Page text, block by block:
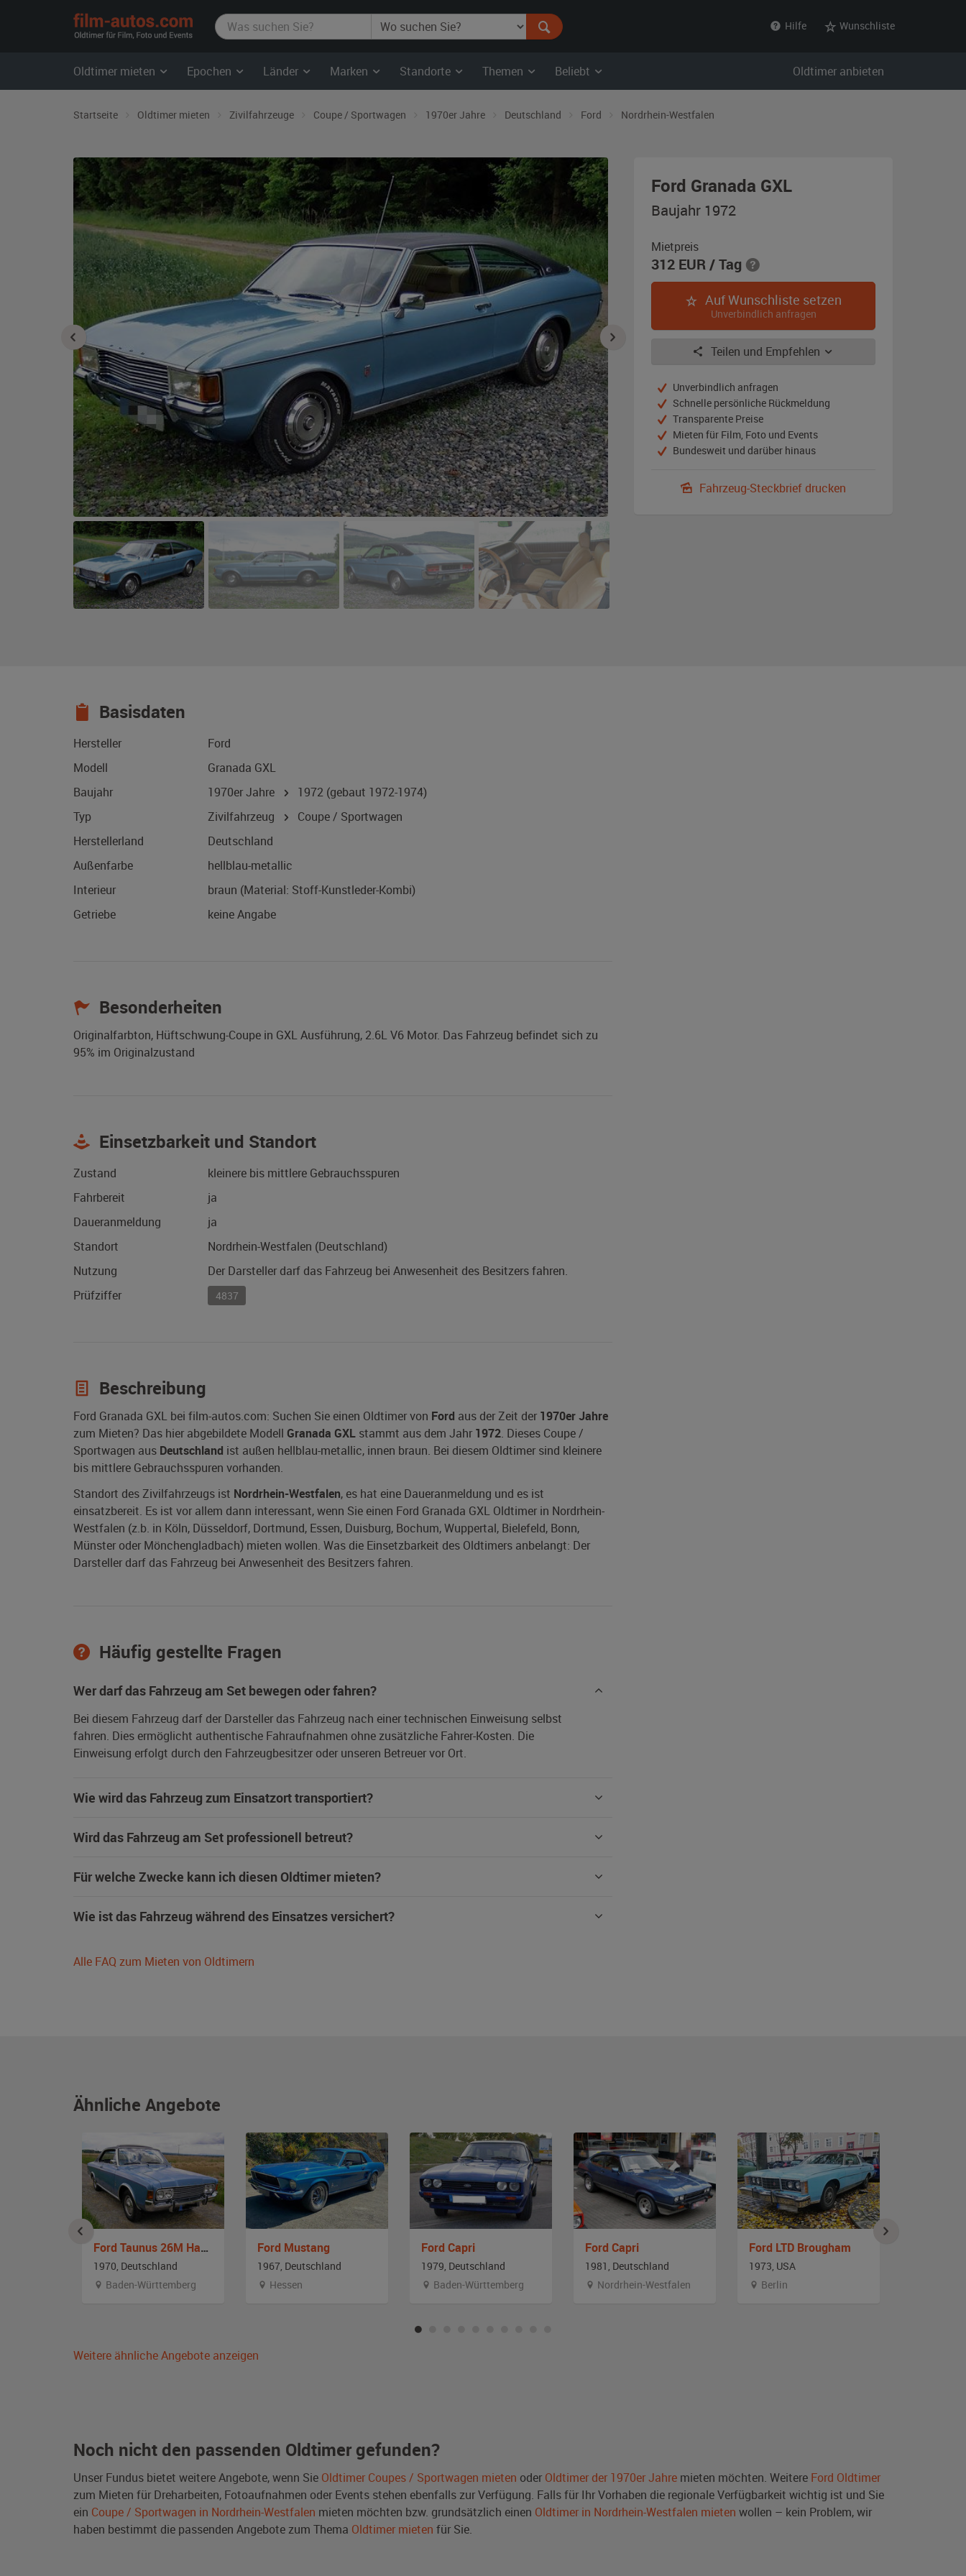
film-
autos.com
Hilfe Wunschliste
Oldtimer mieten Epochen Länder Marken Standorte Themen Beliebt Oldtimer anbieten
Startseite Oldtimer mieten Zivilfahrzeuge Coupe / Sportwagen 1970er Jahre Deutschland Ford Nordrhein-Westfalen
Ford Granada GXL,
Baujahr 1972
Mietpreis
312 EUR/ Tag
Auf Wunschliste setzen
Unverbindlich anfragen
Teilen und Empfehlen
Unverbindlich anfragen
Schnelle persönliche Rückmeldung
Transparente Preise
Mieten für Film, Foto und Events
Bundesweit und darüber hinaus
Fahrzeug-Steckbrief drucken
Basisdaten
Hersteller
Ford
Modell
Granada GXL
Baujahr
1970er Jahre 1972 (gebaut 1972-1974)
Typ
Zivilfahrzeug
Coupe / Sportwagen
Herstellerland
Deutschland
Außenfarbe
hellblau-metallic
Interieur
braun (Material: Stoff-Kunstleder-Kombi)
Getriebe
keine Angabe
Besonderheiten
Originalfarbton, Hüftschwung-Coupe in GXL Ausführung, 2.6L V6 Motor. Das Fahrzeug befindet sich zu
95% im Originalzustand
Einsetzbarkeit und Standort
Zustand
kleinere bis mittlere Gebrauchsspuren
Fahrbereit
ja
Daueranmeldung
ja
Standort
Nordrhein-Westfalen (Deutschland)
Nutzung
Der Darsteller darf das Fahrzeug bei Anwesenheit des Besitzers fahren.
Prüfziffer
4837
Beschreibung
Ford Granada GXL bei film-autos.com: Suchen Sie einen Oldtimer von Ford aus der Zeit der 1970er Jahre
zum Mieten? Das hier abgebildete Modell Granada GXL stammt aus dem Jahr 1972. Dieses Coupe /
Sportwagen aus Deutschland ist außen hellblau-metallic, innen braun. Bei diesem Oldtimer sind kleinere
bis mittlere Gebrauchsspuren vorhanden.
Standort des Zivilfahrzeugs ist Nordrhein-Westfalen, es hat eine Daueranmeldung und es ist
einsatzbereit. Es ist vor allem dann interessant, wenn Sie einen Ford Granada GXL Oldtimer in Nordrhein-
Westfalen (z.b. in Köln, Düsseldorf, Dortmund, Essen, Duisburg, Bochum, Wuppertal, Bielefeld, Bonn,
Münster oder Mönchengladbach) mieten wollen. Was die Einsetzbarkeit des Oldtimers anbelangt: Der
Darsteller darf das Fahrzeug bei Anwesenheit des Besitzers fahren.
Häufig gestellte Fragen
Wer darf das Fahrzeug am Set bewegen oder fahren?
Bei diesem Fahrzeug darf der Darsteller das Fahrzeug nach einer technischen Einweisung selbst
fahren. Dies ermöglicht authentische Fahraufnahmen ohne zusätzliche Fahrer-Kosten. Die
Einweisung erfolgt durch den Fahrzeugbesitzer oder unseren Betreuer vor Ort.
Wie wird das Fahrzeug zum Einsatzort transportiert?
Wird das Fahrzeug am Set professionell betreut?
Für welche Zwecke kann ich diesen Oldtimer mieten?
Wie ist das Fahrzeug während des Einsatzes versichert?
Alle FAQ zum Mieten von Oldtimern
Ähnliche Angebote
Ford Taunus 26M Hardtop Coupe
1970, Deutschland
Baden-Württemberg
Ford Mustang
1967, Deutschland
Hessen
Ford Capri
1979, Deutschland
Baden-Württemberg
Ford Capri
1981, Deutschland
Nordrhein-Westfalen
Ford LTD Brougham
1973, USA
Berlin
Weitere ähnliche Angebote anzeigen
Noch nicht den passenden Oldtimer gefunden?
Unser Fundus bietet weitere Angebote, wenn Sie Oldtimer Coupes / Sportwagen mieten oder Oldtimer der 1970er Jahre mieten möchten. Weitere Ford Oldtimer
zum Mieten für Dreharbeiten, Fotoaufnahmen oder Events stehen ebenfalls zur Verfügung. Falls für Ihr Vorhaben die regionale Verfügbarkeit wichtig ist und Sie
ein Coupe / Sportwagen in Nordrhein-Westfalen mieten möchten bzw. grundsätzlich einen Oldtimer in Nordrhein-Westfalen mieten wollen – kein Problem, wir
haben bestimmt die passenden Angebote zum Thema Oldtimer mieten für Sie.